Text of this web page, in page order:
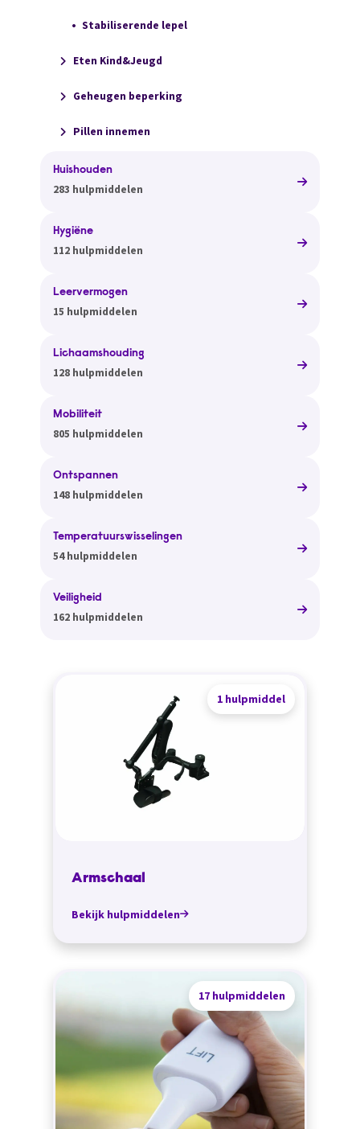
Stabiliserende lepel
Eten Kind&Jeugd
Geheugen beperking
Pillen innemen
Huishouden
283 hulpmiddelen
Hygiëne
112 hulpmiddelen
Leervermogen
15 hulpmiddelen
Lichaamshouding
128 hulpmiddelen
Mobiliteit
805 hulpmiddelen
Ontspannen
148 hulpmiddelen
Temperatuurswisselingen
54 hulpmiddelen
Veiligheid
162 hulpmiddelen
1 hulpmiddel
Armschaal
Bekijk hulpmiddelen
17 hulpmiddelen